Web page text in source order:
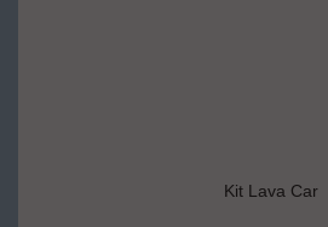
Kit Lava Car